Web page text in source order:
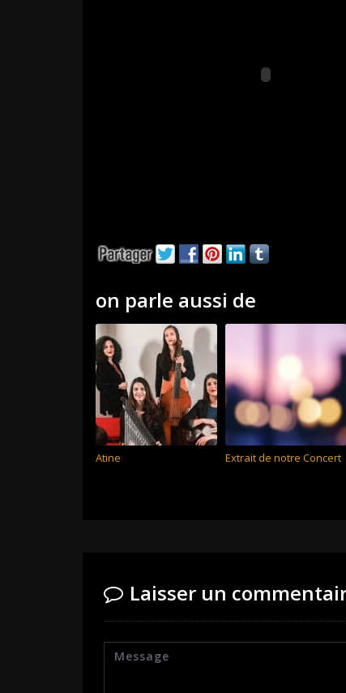
on parle aussi de
Atine Extrait de notre Concert
Laisser un